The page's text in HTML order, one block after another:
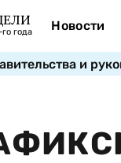
года Новости
и